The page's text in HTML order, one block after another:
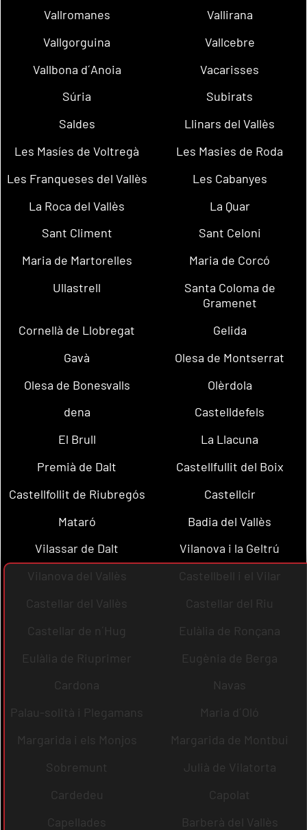
Vallromanes
Vallirana
Vallgorguina
Vallcebre
Vallbona d´Anoia
Vacarisses
Súria
Subirats
Saldes
Llinars del Vallès
Les Masíes de Voltregà
Les Masies de Roda
Les Franqueses del Vallès
Les Cabanyes
La Roca del Vallès
La Quar
Sant Climent
Sant Celoni
Maria de Martorelles
Maria de Corcó
Ullastrell
Santa Coloma de
Gramenet
Cornellà de Llobregat
Gelida
Gavà
Olesa de Montserrat
Olesa de Bonesvalls
Olèrdola
dena
Castelldefels
El Brull
La Llacuna
Premià de Dalt
Castellfullit del Boix
Castellfollit de Riubregós
Castellcir
Mataró
Badia del Vallès
Vilassar de Dalt
Vilanova i la Geltrú
Vilanova del Vallès
Castellbell i el Vilar
Castellar del Vallès
Castellar del Riu
Castellar de n´Hug
Eulàlia de Ronçana
Eulàlia de Riuprimer
Eugènia de Berga
Cardona
Navas
Palau-solità i Plegamans
Maria d´Oló
Margarida i els Monjos
Margarida de Montbui
Sobremunt
Julià de Vilatorta
Cardedeu
Capolat
Capellades
Barberà del Vallès